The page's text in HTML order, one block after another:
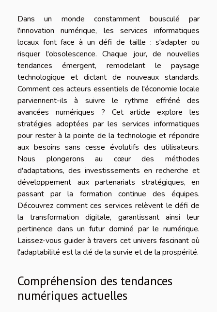
Dans un monde constamment bousculé par
l'innovation numérique, les services informatiques
locaux font face à un défi de taille : s'adapter ou
risquer l'obsolescence. Chaque jour, de nouvelles
tendances émergent, remodelant le paysage
technologique et dictant de nouveaux standards.
Comment ces acteurs essentiels de l'économie locale
parviennent-ils à suivre le rythme effréné des
avancées numériques ? Cet article explore les
stratégies adoptées par les services informatiques
pour rester à la pointe de la technologie et répondre
aux besoins sans cesse évolutifs des utilisateurs.
Nous plongerons au cœur des méthodes
d'adaptations, des investissements en recherche et
développement aux partenariats stratégiques, en
passant par la formation continue des équipes.
Découvrez comment ces services relèvent le défi de
la transformation digitale, garantissant ainsi leur
pertinence dans un futur dominé par le numérique.
Laissez-vous guider à travers cet univers fascinant où
l'adaptabilité est la clé de la survie et de la prospérité.
Compréhension des tendances
numériques actuelles